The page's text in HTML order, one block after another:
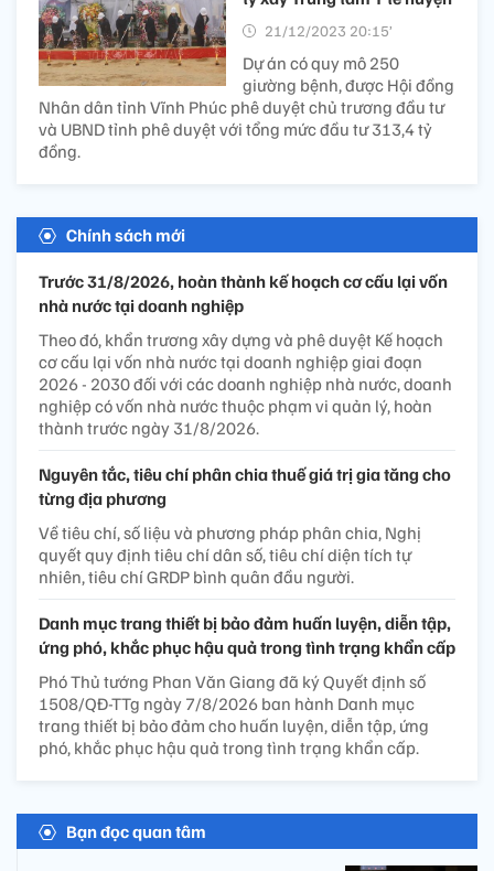
21/12/2023 20:15’
Dự án có quy mô 250
giường bệnh, được Hội đồng
Nhân dân tỉnh Vĩnh Phúc phê duyệt chủ trương đầu tư
và UBND tỉnh phê duyệt với tổng mức đầu tư 313,4 tỷ
đồng.
Chính sách mới
Trước 31/8/2026, hoàn thành kế hoạch cơ cấu lại vốn
nhà nước tại doanh nghiệp
Theo đó, khẩn trương xây dựng và phê duyệt Kế hoạch
cơ cấu lại vốn nhà nước tại doanh nghiệp giai đoạn
2026 - 2030 đối với các doanh nghiệp nhà nước, doanh
nghiệp có vốn nhà nước thuộc phạm vi quản lý, hoàn
thành trước ngày 31/8/2026.
Nguyên tắc, tiêu chí phân chia thuế giá trị gia tăng cho
từng địa phương
Về tiêu chí, số liệu và phương pháp phân chia, Nghị
quyết quy định tiêu chí dân số, tiêu chí diện tích tự
nhiên, tiêu chí GRDP bình quân đầu người.
Danh mục trang thiết bị bảo đảm huấn luyện, diễn tập,
ứng phó, khắc phục hậu quả trong tình trạng khẩn cấp
Phó Thủ tướng Phan Văn Giang đã ký Quyết định số
1508/QĐ-TTg ngày 7/8/2026 ban hành Danh mục
trang thiết bị bảo đảm cho huấn luyện, diễn tập, ứng
phó, khắc phục hậu quả trong tình trạng khẩn cấp.
Bạn đọc quan tâm